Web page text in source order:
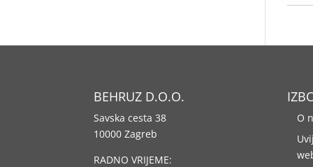
BEHRUZ D.O.O.
Savska cesta 38
10000 Zagreb
RADNO VRIJEME:
O